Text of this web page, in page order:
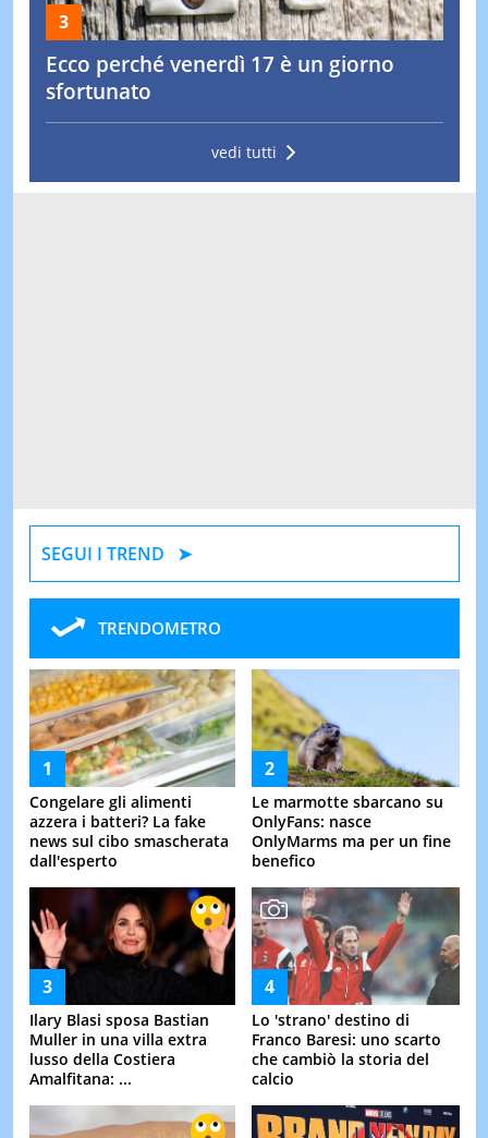
Ecco perché venerdì 17 è un giorno
sfortunato
vedi tutti
SEGUI I TREND
TRENDOMETRO
Congelare gli alimenti
azzera i batteri? La fake
news sul cibo smascherata
dall'esperto
Le marmotte sbarcano su
OnlyFans: nasce
OnlyMarms ma per un fine
benefico
Ilary Blasi sposa Bastian
Muller in una villa extra
lusso della Costiera
Amalfitana: ...
Lo 'strano' destino di
Franco Baresi: uno scarto
che cambiò la storia del
calcio